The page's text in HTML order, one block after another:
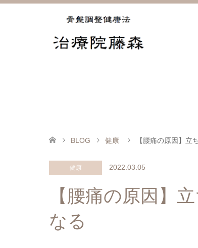
BLOG 健康 【腰痛の原因】立
健康 2022.03.05
【腰痛の原因】
なる